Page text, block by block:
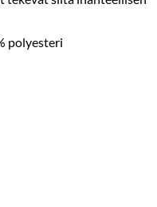
polyesteri